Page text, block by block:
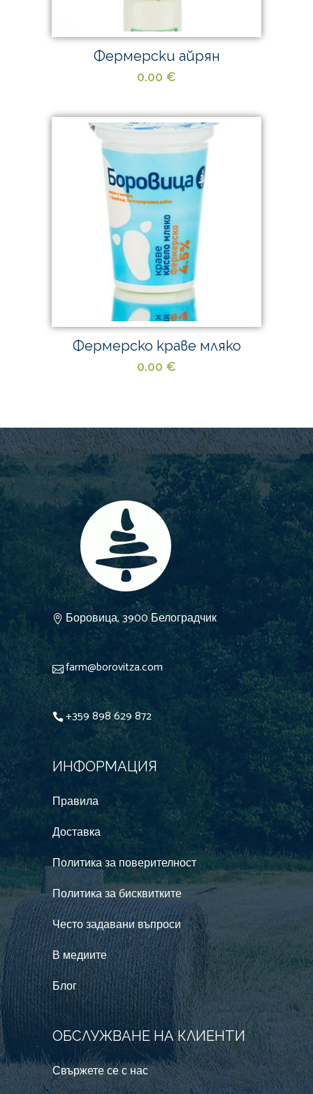
Фермерски айрян
0.00 €
Фермерско краве мляко
0.00 €
Боровица, 3900 Белоградчик
farm@borovitza.com
+359 898 629 872
ИНФОРМАЦИЯ
Правила
Доставка
Политика за поверителност
Политика за бисквитките
Често задавани въпроси
В медиите
Блог
ОБСЛУЖВАНЕ НА КЛИЕНТИ
Свържете се с нас